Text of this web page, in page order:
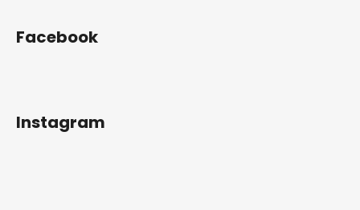
Facebook
Instagram